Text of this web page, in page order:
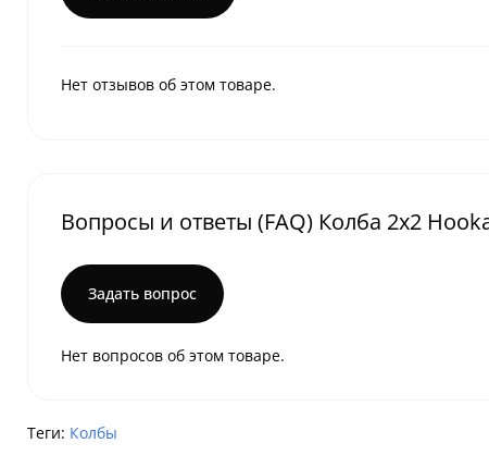
Нет отзывов об этом товаре.
Вопросы и ответы (FAQ) Колба 2х2
Задать вопрос
Нет вопросов об этом товаре.
Теги: Колбы